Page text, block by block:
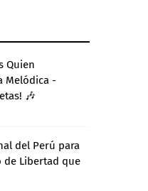
Quien
Melódica -
🎶
del Perú para
de Libertad que